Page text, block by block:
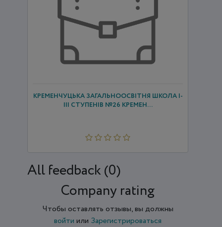
КРЕМЕНЧУЦЬКА ЗАГАЛЬНООСВІТНЯ ШКОЛА І-
ІІІ СТУПЕНІВ №26 КРЕМЕН...
All feedback (0)
Company rating
Чтобы оставлять отзывы, вы должны
войти или Зарегистрироваться